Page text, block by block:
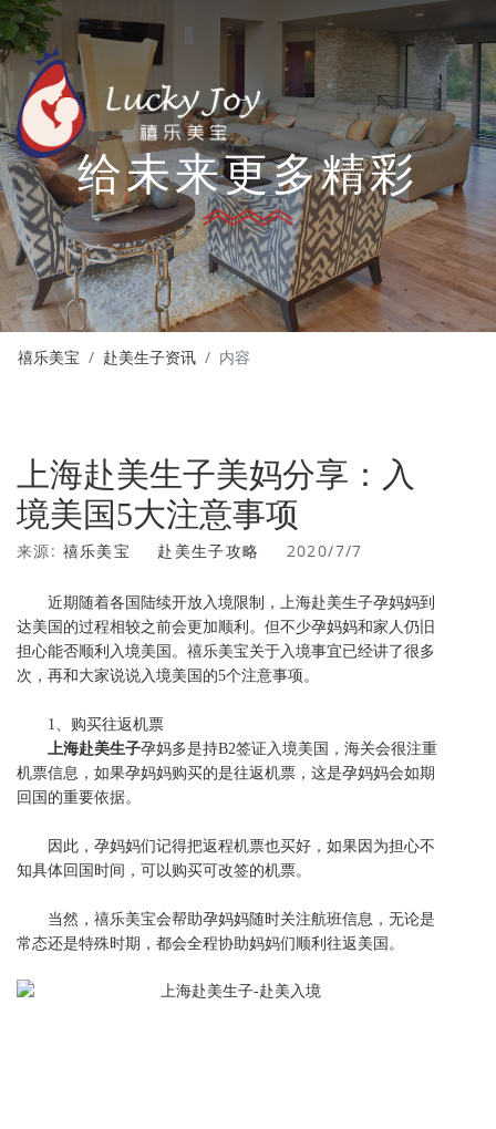
给未来更多精彩
禧乐美宝 赴美生子资讯 内容
上海赴美生子美妈分享：入
境美国5大注意事项
来源: 禧乐美宝 赴美生子攻略 2020/7/7
近期随着各国陆续开放入境限制，上海赴美生子孕妈妈到
达美国的过程相较之前会更加顺利。但不少孕妈妈和家人仍旧
担心能否顺利入境美国。 禧乐美宝关于入境事宜已经讲了很多
次，再和大家说说入境美国的5个注意事项。
1、购买往返机票
上海赴美生子孕妈多是持B2签证入境美国，海关会很注重
机票信息，如果孕妈妈购买的是往返机票，这是孕妈妈会如期
回国的重要依据。
因此，孕妈妈们记得把返程机票也买好，如果因为担心不
知具体回国时间，可以购买可改签的机票。
当然， 禧乐美宝会帮助孕妈妈随时关注航班信息，无论是
常态还是特殊时期，都会全程协助妈妈们顺利往返美国。